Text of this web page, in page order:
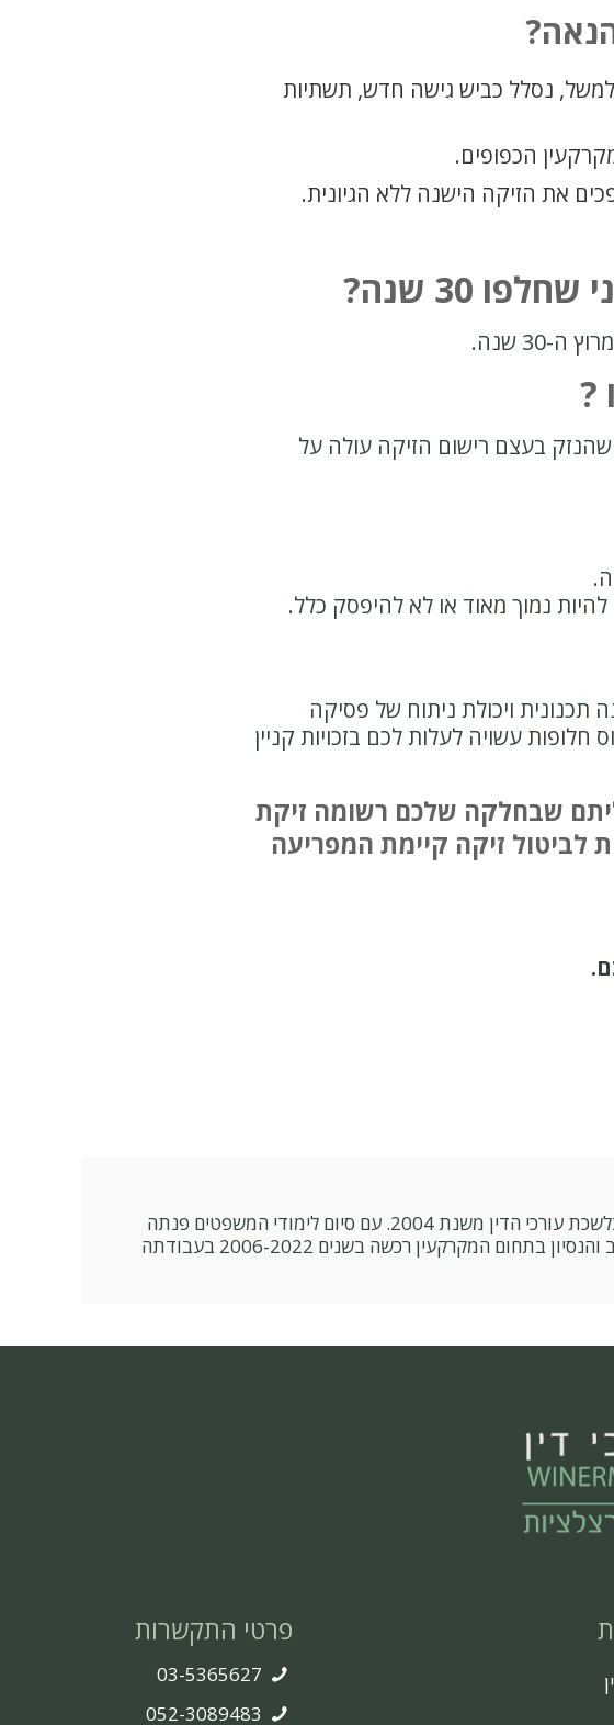
נסלל כביש גישה חדש, תשתיות
הכפופים.
את הזיקה הישנה ללא הגיונית.
30 שנה?
שנה.
?
בעצם רישום הזיקה עולה על
נמוך מאוד או לא להיפסק כלל.
תכנונית ויכולת ניתוח של פסיקה
עשויה לעלות לכם בזכויות קניין
שבחלקה שלכם רשומה זיקת
לביטול זיקה קיימת המפריעה
בעלת תואר L.L.B במשפטים ותואר B.A במינהל עסקים (התמחות בחשבונאות). חברה בלשכת עורכי הדין משנת 2004. עם סיום לימודי המשפטים פנתה
להתמחות במשרד עו"ד שעסק בתחום המקרקעין ושם התאהבה בתחום. את הידע הנרחב והנסיון בתחום המקרקעין רכשה בשנים 2006-2022 בעבודתה
פרטי התקשרות
03-5365627
052-3089483